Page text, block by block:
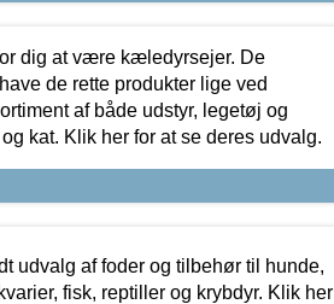
dig at være kæledyrsejer. De
de rette produkter lige ved
af både udstyr, legetøj og
kat. Klik her for at se deres udvalg.
udvalg af foder og tilbehør til hunde,
fisk, reptiller og krybdyr. Klik her